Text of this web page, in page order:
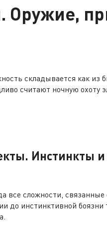
Оружие,
складывается как из
считают ночную охоту
Инстинкты и
все сложности, связанные
до инстинктивной